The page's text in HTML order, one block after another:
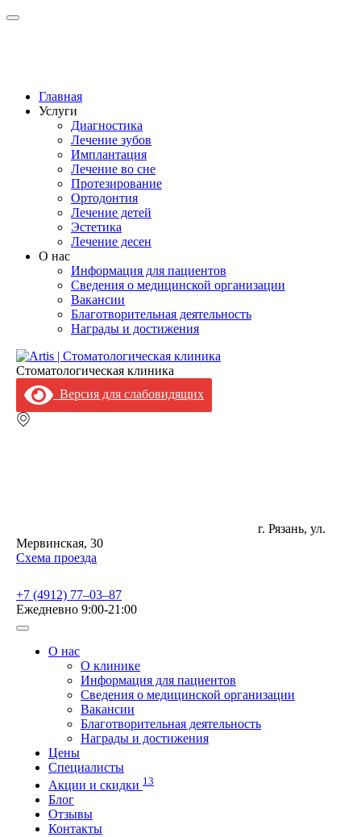
Главная
Услуги
Диагностика
Лечение зубов
Имплантация
Лечение во сне
Протезирование
Ортодонтия
Лечение детей
Эстетика
Лечение десен
О нас
Информация для пациентов
Сведения о медицинской организации
Вакансии
Благотворительная деятельность
Награды и достижения
Стоматологическая клиника
Версия для слабовидящих
г. Рязань, ул.
Мервинская, 30
Схема проезда
+7 (4912) 77‒03‒87
Ежедневно 9:00-21:00
О нас
О клинике
Информация для пациентов
Сведения о медицинской организации
Вакансии
Благотворительная деятельность
Награды и достижения
Цены
Специалисты
Акции и скидки 13
Блог
Отзывы
Контакты